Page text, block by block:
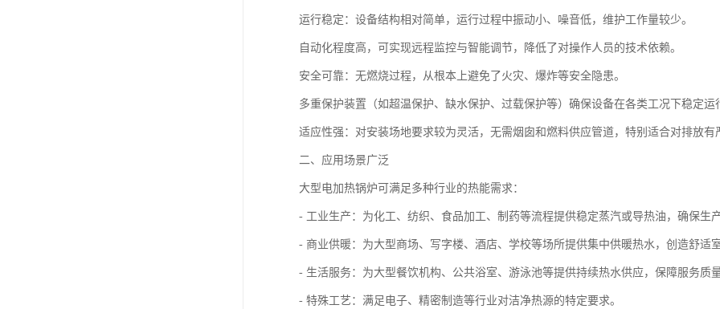
运行稳定：设备结构相对简单，运行过程中振动小、噪音低，维护工作量较少。
自动化程度高，可实现远程监控与智能调节，降低了对操作人员的技术依赖。
安全可靠：无燃烧过程，从根本上避免了火灾、爆炸等安全隐患。
多重保护装置（如超温保护、缺水保护、过载保护等）确保设备在各类工况下稳定运
适应性强：对安装场地要求较为灵活，无需烟囱和燃料供应管道，特别适合对排放
二、应用场景广泛
大型电加热锅炉可满足多种行业的热能需求：
- 工业生产：为化工、纺织、食品加工、制药等流程提供稳定蒸汽或导热油，确保生
- 商业供暖：为大型商场、写字楼、酒店、学校等场所提供集中供暖热水，创造舒适
- 生活服务：为大型餐饮机构、公共浴室、游泳池等提供持续热水供应，保障服务质
- 特殊工艺：满足电子、精密制造等行业对洁净热源的特定要求。